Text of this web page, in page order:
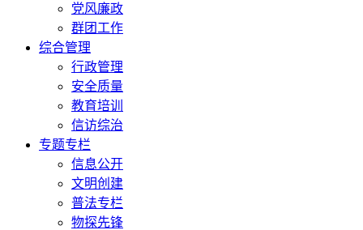
党风廉政
群团工作
综合管理
行政管理
安全质量
教育培训
信访综治
专题专栏
信息公开
文明创建
普法专栏
物探先锋